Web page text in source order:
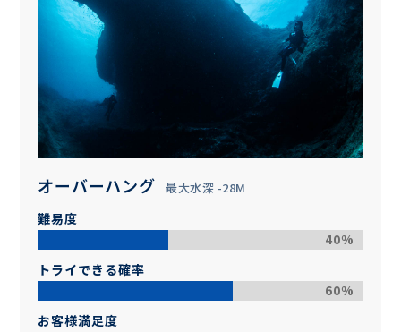
オーバーハング 最大水深 -28M
難易度
40%
トライできる確率
60%
お客様満足度